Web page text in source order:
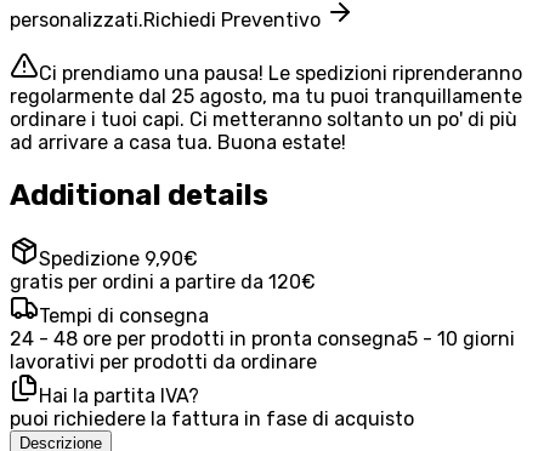
personalizzati.Richiedi Preventivo
Ci prendiamo una pausa! Le spedizioni riprenderanno
regolarmente dal 25 agosto, ma tu puoi tranquillamente
ordinare i tuoi capi. Ci metteranno soltanto un po' di più
ad arrivare a casa tua. Buona estate!
Additional details
Spedizione 9,90€
gratis per ordini a partire da 120€
Tempi di consegna
24 - 48 ore per prodotti in pronta consegna5 - 10 giorni
lavorativi per prodotti da ordinare
Hai la partita IVA?
puoi richiedere la fattura in fase di acquisto
Descrizione